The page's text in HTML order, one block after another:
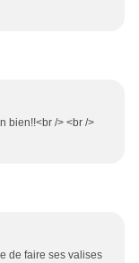
bien!!<br /> <br />
de faire ses valises